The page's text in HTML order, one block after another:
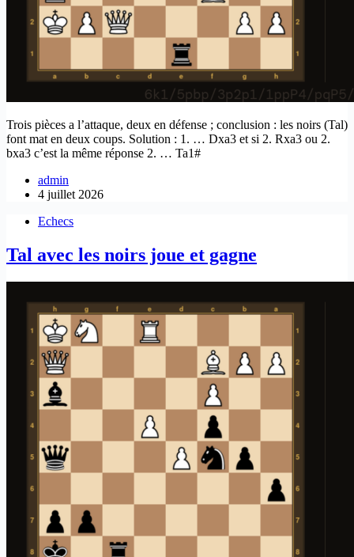
Trois pièces a l’attaque, deux en défense ; conclusion : les noirs (Tal)
font mat en deux coups. Solution : 1. … Dxa3 et si 2. Rxa3 ou 2.
bxa3 c’est la même réponse 2. … Ta1#
admin
4 juillet 2026
Echecs
Tal avec les noirs joue et gagne